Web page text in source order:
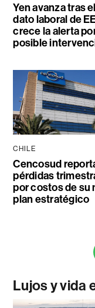
Yen avanza tras
dato laboral de
crece la alerta
posible
CHILE
Cencosud
pérdidas
por costos de su
plan estratégico
Lujos y vida